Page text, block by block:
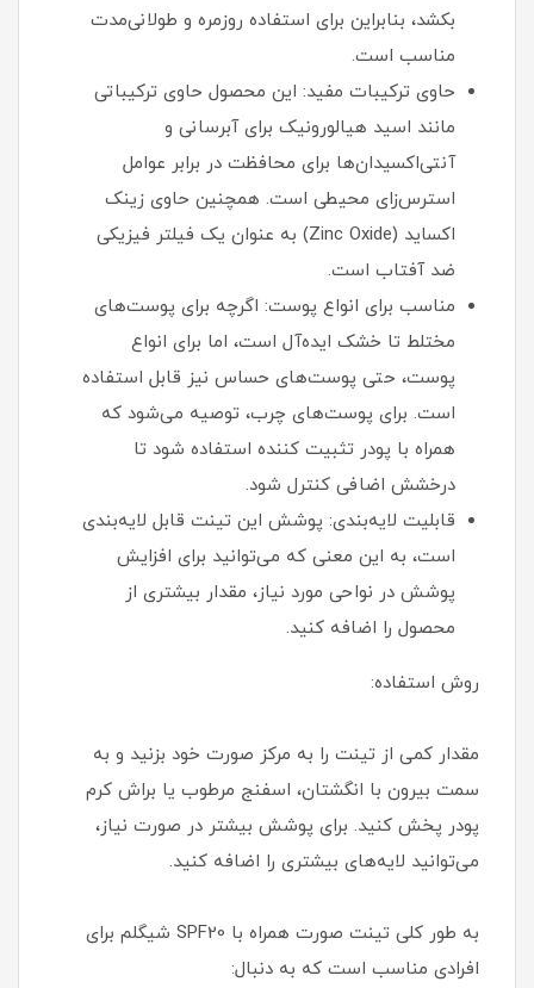
بکشد، بنابراین برای استفاده روزمره و طولانی‌مدت
مناسب است.
حاوی ترکیبات مفید: این محصول حاوی ترکیباتی
مانند اسید هیالورونیک برای آبرسانی و
آنتی‌اکسیدان‌ها برای محافظت در برابر عوامل
استرس‌زای محیطی است. همچنین حاوی زینک
اکساید (Zinc Oxide) به عنوان یک فیلتر فیزیکی
ضد آفتاب است.
مناسب برای انواع پوست: اگرچه برای پوست‌های
مختلط تا خشک ایده‌آل است، اما برای انواع
پوست، حتی پوست‌های حساس نیز قابل استفاده
است. برای پوست‌های چرب، توصیه می‌شود که
همراه با پودر تثبیت کننده استفاده شود تا
درخشش اضافی کنترل شود.
قابلیت لایه‌بندی: پوشش این تینت قابل لایه‌بندی
است، به این معنی که می‌توانید برای افزایش
پوشش در نواحی مورد نیاز، مقدار بیشتری از
محصول را اضافه کنید.
روش استفاده:
مقدار کمی از تینت را به مرکز صورت خود بزنید و به
سمت بیرون با انگشتان، اسفنج مرطوب یا براش کرم
پودر پخش کنید. برای پوشش بیشتر در صورت نیاز،
می‌توانید لایه‌های بیشتری را اضافه کنید.
به طور کلی تینت صورت همراه با SPF20 شیگلم برای
افرادی مناسب است که به دنبال: